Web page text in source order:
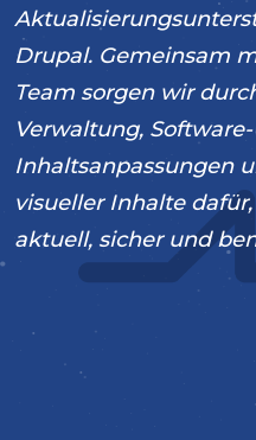
Drupal. Gemeinsam
Team sorgen wir
Verwaltung,
Inhaltsanpassungen
visueller Inhalte
aktuell, sicher und
Content-Strategie